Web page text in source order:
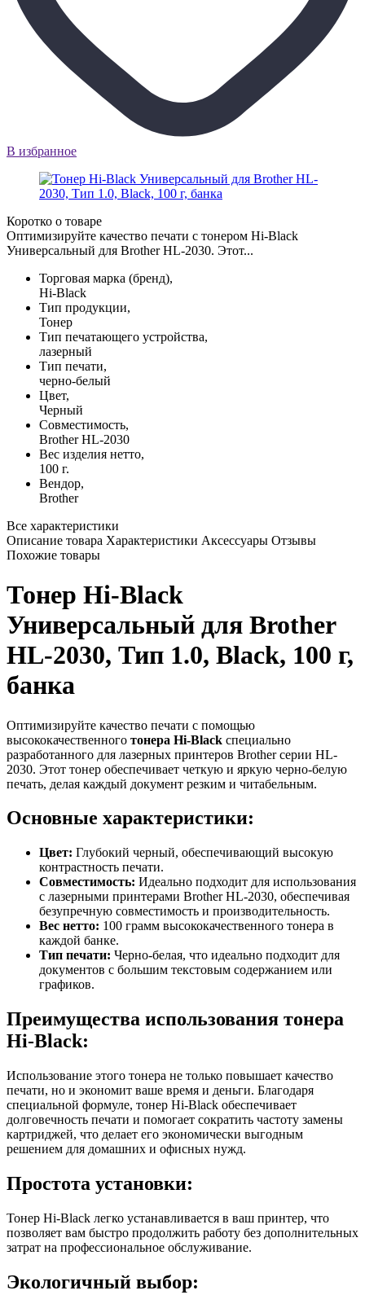
В избранное
Коротко о товаре
Оптимизируйте качество печати с тонером Hi-Black
Универсальный для Brother HL-2030. Этот...
Торговая марка (бренд),
Hi-Black
Тип продукции,
Тонер
Тип печатающего устройства,
лазерный
Тип печати,
черно-белый
Цвет,
Черный
Совместимость,
Brother HL-2030
Вес изделия нетто,
100 г.
Вендор,
Brother
Все характеристики
Описание товара Характеристики Аксессуары Отзывы
Похожие товары
Тонер Hi-Black
Универсальный для Brother
HL-2030, Тип 1.0, Black, 100 г,
банка
Оптимизируйте качество печати с помощью
высококачественного тонера Hi-Black специально
разработанного для лазерных принтеров Brother серии HL-
2030. Этот тонер обеспечивает четкую и яркую черно-белую
печать, делая каждый документ резким и читабельным.
Основные характеристики:
Цвет: Глубокий черный, обеспечивающий высокую
контрастность печати.
Совместимость: Идеально подходит для использования
с лазерными принтерами Brother HL-2030, обеспечивая
безупречную совместимость и производительность.
Вес нетто: 100 грамм высококачественного тонера в
каждой банке.
Тип печати: Черно-белая, что идеально подходит для
документов с большим текстовым содержанием или
графиков.
Преимущества использования тонера
Hi-Black:
Использование этого тонера не только повышает качество
печати, но и экономит ваше время и деньги. Благодаря
специальной формуле, тонер Hi-Black обеспечивает
долговечность печати и помогает сократить частоту замены
картриджей, что делает его экономически выгодным
решением для домашних и офисных нужд.
Простота установки:
Тонер Hi-Black легко устанавливается в ваш принтер, что
позволяет вам быстро продолжить работу без дополнительных
затрат на профессиональное обслуживание.
Экологичный выбор: